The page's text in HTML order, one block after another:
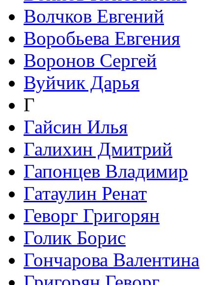
Волчков Евгений
Воробьева Евгения
Воронов Сергей
Вуйчик Дарья
Г
Гайсин Илья
Галихин Дмитрий
Гапонцев Владимир
Гатаулин Ренат
Геворг Григорян
Голик Борис
Гончарова Валентина